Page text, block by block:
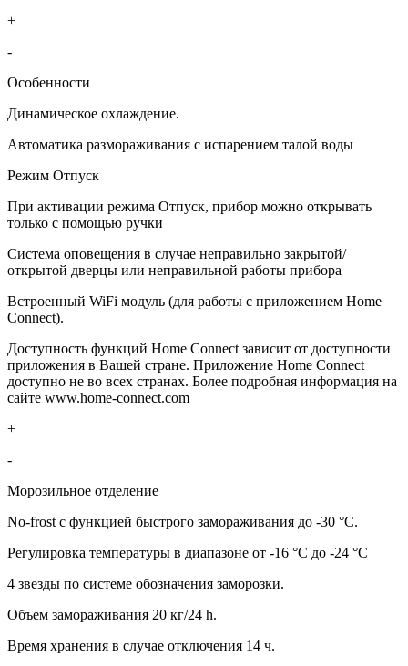
+
-
Особенности
Динамическое охлаждение.
Автоматика размораживания с испарением талой воды
Режим Отпуск
При активации режима Отпуск, прибор можно открывать
только с помощью ручки
Система оповещения в случае неправильно закрытой/
открытой дверцы или неправильной работы прибора
Встроенный WiFi модуль (для работы с приложением Home
Connect).
Доступность функций Home Connect зависит от доступности
приложения в Вашей стране. Приложение Home Connect
доступно не во всех странах. Более подробная информация на
сайте www.home-connect.com
+
-
Морозильное отделение
No-frost с функцией быстрого замораживания до -30 °C.
Регулировка температуры в диапазоне от -16 °C до -24 °C
4 звезды по системе обозначения заморозки.
Объем замораживания 20 кг/24 h.
Время хранения в случае отключения 14 ч.